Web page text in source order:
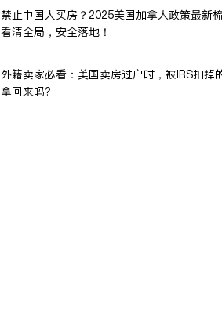
禁止中国人买房？2025美国加拿大政策最新
看清全局，安全落地！
外籍卖家必看：美国卖房过户时，被IRS扣掉
拿回来吗?